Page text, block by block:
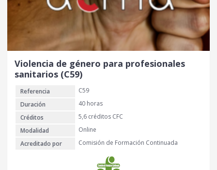
Violencia de género para profesionales
sanitarios (C59)
Referencia
C59
Duración
40 horas
Créditos
5,6 créditos CFC
Modalidad
Online
Acreditado por
Comisión de Formación Continuada